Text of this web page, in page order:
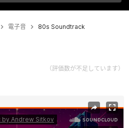
電子音 80s Soundtrack
（評価数が不足しています）